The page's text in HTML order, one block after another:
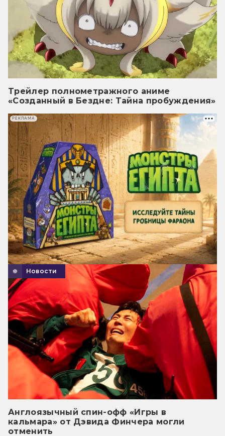
Трейлер полнометражного аниме
«Созданный в Бездне: Тайна пробуждения»
Новости
Англоязычный спин-офф «Игры в
кальмара» от Дэвида Финчера могли
отменить
РЕКЛАМА